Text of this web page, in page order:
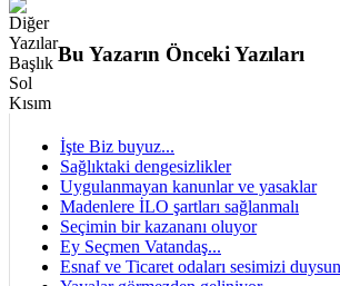
Bu Yazarın Önceki Yazıları
İşte Biz buyuz...
Sağlıktaki dengesizlikler
Uygulanmayan kanunlar ve yasaklar
Madenlere İLO şartları sağlanmalı
Seçimin bir kazananı oluyor
Ey Seçmen Vatandaş...
Esnaf ve Ticaret odaları sesimizi duysun